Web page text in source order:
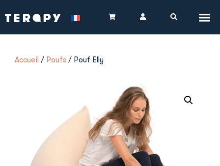
Accueil / Poufs / Pouf Elly